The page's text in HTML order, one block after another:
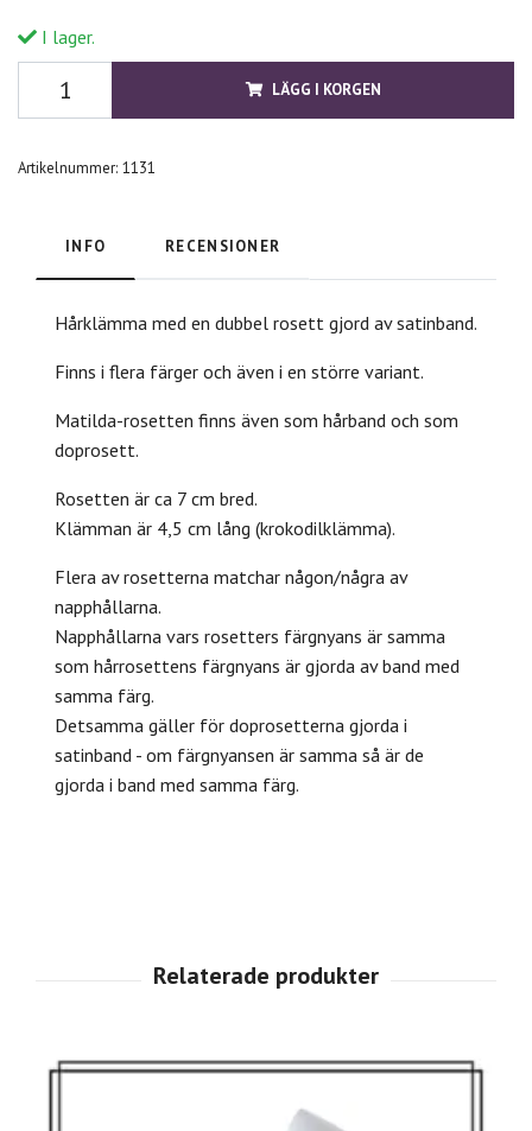
I lager.
LÄGG I KORGEN
Artikelnummer: 1131
INFO RECENSIONER
Hårklämma med en dubbel rosett gjord av satinband.
Finns i flera färger och även i en större variant.
Matilda-rosetten finns även som hårband och som
doprosett.
Rosetten är ca 7 cm bred.
Klämman är 4,5 cm lång (krokodilklämma).
Flera av rosetterna matchar någon/några av
napphållarna.
Napphållarna vars rosetters färgnyans är samma
som hårrosettens färgnyans är gjorda av band med
samma färg.
Detsamma gäller för doprosetterna gjorda i
satinband - om färgnyansen är samma så är de
gjorda i band med samma färg.